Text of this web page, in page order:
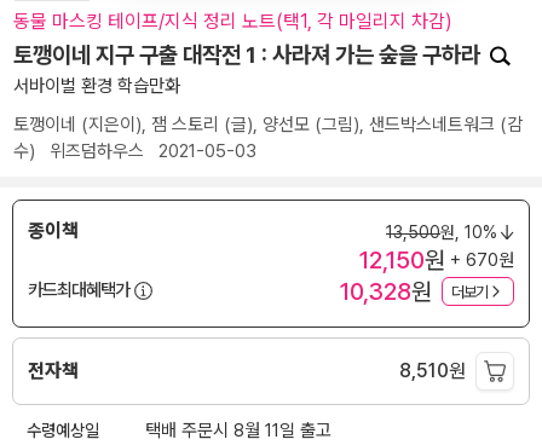
동물 마스킹 테이프/지식 정리 노트(택1, 각 마일리지 차감)
토깽이네 지구 구출 대작전 1 : 사라져 가는 숲을 구하라
서바이벌 환경 학습만화
토깽이네 (지은이), 잼 스토리 (글), 양선모 (그림), 샌드박스네트워크 (감
수) 위즈덤하우스 2021-05-03
종이책 13,500원, 10%
12,150원 + 670원
카드최대혜택가
10,328원 더보기
전자책 8,510원
수령예상일
택배 주문시 8월 11일 출고